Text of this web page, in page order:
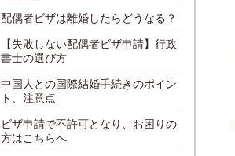
配偶者ビザは離婚したらどうなる？
【失敗しない配偶者ビザ申請】行政
書士の選び方
中国人との国際結婚手続きのポイン
ト、注意点
ビザ申請で不許可となり、お困りの
方はこちらへ